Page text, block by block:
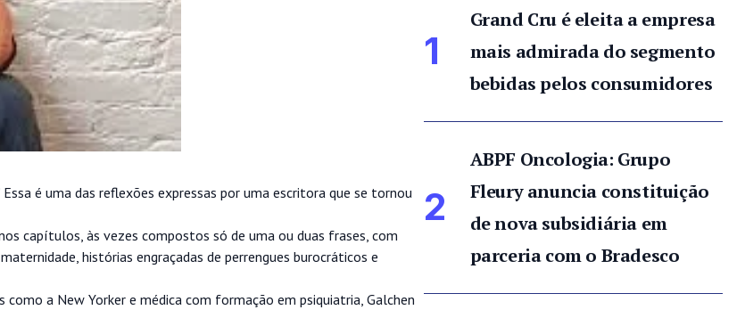
é uma das reflexões expressas por uma escritora que se tornou
capítulos, às vezes compostos só de uma ou duas frases, com
histórias engraçadas de perrengues burocráticos e
a New Yorker e médica com formação em psiquiatria, Galchen
1
Grand Cru é eleita a empresa
mais admirada do segmento
bebidas pelos consumidores
2
ABPF Oncologia: Grupo
Fleury anuncia constituição
de nova subsidiária em
parceria com o Bradesco